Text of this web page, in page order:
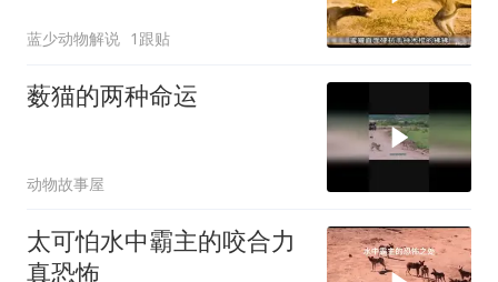
蓝少动物解说 1跟贴
薮猫的两种命运
动物故事屋
太可怕水中霸主的咬合力
真恐怖